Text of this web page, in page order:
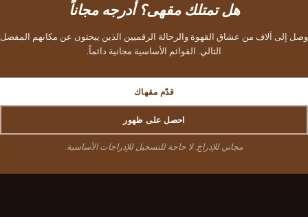
هل تمتلك مقهى؟ أدرجه مجاناً
وصل إلى آلاف من عشاق القهوة والرحالة الرقميين الذين يبحثون عن مكانهم المفضل
التالي. القوائم الأساسية مجانية دائماً.
قدّم مقهاك
احصل على ظهور
مجاني للإدراج. لا حاجة للتسجيل للإدراجات الأساسية.